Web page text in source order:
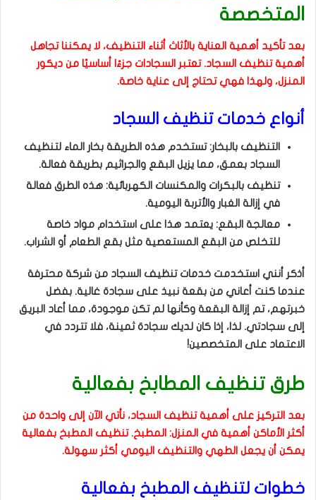
المتخصصة
بعد تأكيد أهمية العناية بالأثاث أثناء التنظيف، لا يمكننا تجاهل
أهمية تنظيف السجاد. تعتبر السجادات جزءًا أساسيًا من ديكور
المنزل، ولهذا فهي تحتاج إلى عناية خاصة.
أنواع خدمات تنظيف السجاد
التنظيف بالبخار: تستخدم هذه الطريقة بخار الماء لتنظيف
السجاد بعمق، مما يزيل البقع والجراثيم بطريقة فعالة.
تنظيف بالبكرات والمكنسات الكهربائية: هذه الطرق فعالة
في إزالة الغبار والأتربة اليومية.
معالجة البقع: يعتمد هذا على استخدام مواد خاصة
للتخلص من البقع المستعصية مثل بقع الطعام أو الشراب.
أذكر أنني استخدمت خدمات تنظيف السجاد من شركة محترفة
عندما كنت أعاني من بقعة نبيذ على سجادة غالية. بفضل
خبرتهم، تم إزالة البقعة وكأنها لم تكن موجودة، مما أعاد البريق
إلى سجادتي. لذا، إذا كان لديك سجادة ثمينة، فلا تتردد في
الاعتماد على المتخصصين!
طرق تنظيف المطابخ بفعالية
بعد التركيز على أهمية تنظيف السجاد، نأتي الآن إلى واحدة من
أكثر الأماكن أهمية في المنزل: المطبخ. تنظيف المطبخ بفعالية
يمكن أن يجعل الطهي والتنظيف اليومي أكثر سهولة.
خطوات لتنظيف المطبخ بفعالية